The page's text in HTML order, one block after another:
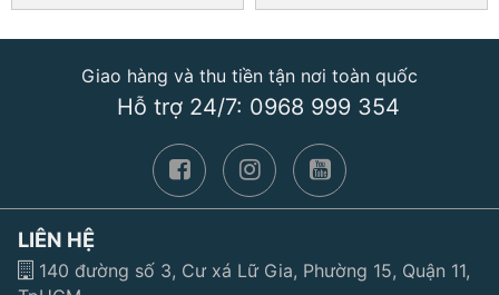
Giao hàng và thu tiền tận nơi toàn quốc
Hỗ trợ 24/7: 0968 999 354
LIÊN HỆ
140 đường số 3, Cư xá Lữ Gia, Phường 15, Quận 11,